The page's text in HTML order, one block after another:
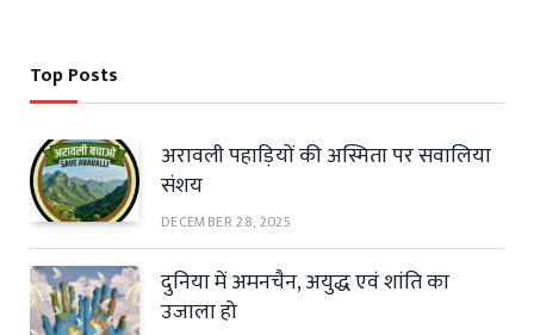
Top Posts
अरावली पहाड़ियों की अस्मिता पर सवालिया
संशय
DECEMBER 28, 2025
दुनिया में अमनचैन, अयुद्ध एवं शांति का
उजाला हो